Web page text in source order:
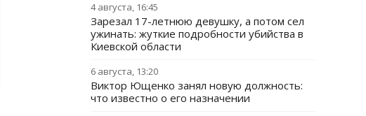
4 августа, 16:45
Зарезал 17-летнюю девушку, а потом сел
ужинать: жуткие подробности убийства в
Киевской области
6 августа, 13:20
Виктор Ющенко занял новую должность:
что известно о его назначении